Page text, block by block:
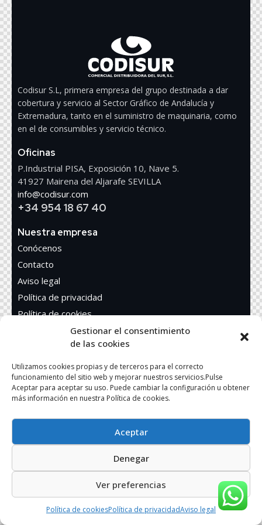
Gestionar el consentimiento
de las cookies
Utilizamos cookies propias y de terceros para el correcto
funcionamiento del sitio web y mejorar nuestros servicios.Pulse
Aceptar para aceptar su uso. Puede cambiar la configuración u obtener
más información en nuestra Política de cookies.
Aceptar
Denegar
Ver preferencias
Política de cookiesPolítica de privacidadAviso legal
Codisur S.L, primera empresa del grupo destinada a dar
cobertura y servicio al Sector Gráfico de Andalucía y
Extremadura, tanto en el suministro de maquinaria, como
en el de consumibles y servicio técnico.
Oficinas
P.Industrial PISA, Exposición 10, Nave 5.
41927 Mairena del Aljarafe SEVILLA
info@codisur.com
+34 954 18 67 40
Nuestra empresa
Conócenos
Contacto
Aviso legal
Política de privacidad
Política de cookies
Codisur S.L. © 2023. Todos los derechos reservados.